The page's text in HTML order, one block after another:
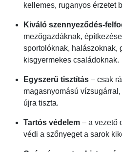
kellemes, ruganyos érzetet
Kiváló szennyeződés-
mezőgazdáknak,
sportolóknak, halászoknak,
kisgyermekes családoknak.
Egyszerű tisztítás – csak
magasnyomású
újra tiszta.
Tartós védelem – a vezető
védi a szőnyeget a sarok